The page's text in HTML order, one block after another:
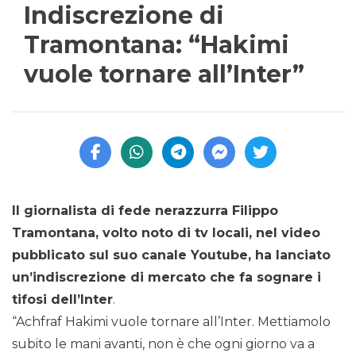
Indiscrezione di
Tramontana: “Hakimi
vuole tornare all’Inter”
Il giornalista di fede nerazzurra Filippo
Tramontana, volto noto di tv locali, nel video
pubblicato sul suo canale Youtube, ha lanciato
un’indiscrezione di mercato che fa sognare i
tifosi dell’Inter.
“Achfraf Hakimi vuole tornare all’Inter. Mettiamolo
subito le mani avanti, non è che ogni giorno va a